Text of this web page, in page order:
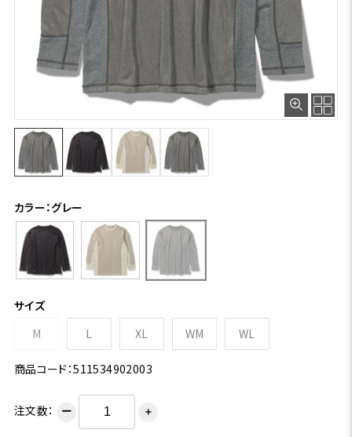
カラー：グレー
サイズ
M
L XL WM WL
商品コード：511534902003
注文数： ー ＋